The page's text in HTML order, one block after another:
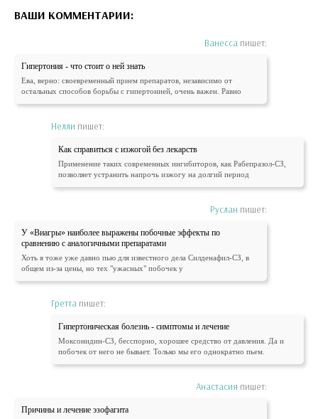
ВАШИ КОММЕНТАРИИ:
Ванесса пишет:
Гипертония - что стоит о ней знать
Ева, верно: своевременный прием препаратов, независимо от
остальных способов борьбы с гипертонией, очень важен. Равно
Нелли пишет:
Как справиться с изжогой без лекарств
Применение таких современных ингибиторов, как Рабепразол-СЗ,
позволяет устранить напрочь изжогу на долгий период
Руслан пишет:
У «Виагры» наиболее выражены побочные эффекты по
сравнению с аналогичными препаратами
Хоть я тоже уже давно пью для известного дела Силденафил-СЗ, в
общем из-за цены, но тех "ужасных" побочек у
Гретта пишет:
Гипертоническая болезнь - симптомы и лечение
Моксонидин-СЗ, бесспорно, хорошее средство от давления. Да и
побочек от него не бывает. Только мы его однократно пьем.
Анастасия пишет:
Причины и лечение эзофагита